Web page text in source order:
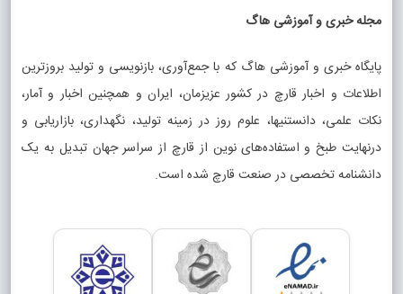
مجله خبری و آموزشی هاگ
پایگاه خبری و آموزشی هاگ که با جمع‌آوری، بازنویسی و تولید بروزترین
اطلاعات و اخبار قارچ در کشور عزیزمان، ایران و همچنین اخبار و آمار،
نکات علمی، دانستنیها، علوم روز در زمینه تولید، نگهداری، بازاریابی و
درنهایت طبخ و استفاده‌های نوین از قارچ از سراسر جهان تبدیل به یک
دانشنامه تخصصی در صنعت قارچ شده است.